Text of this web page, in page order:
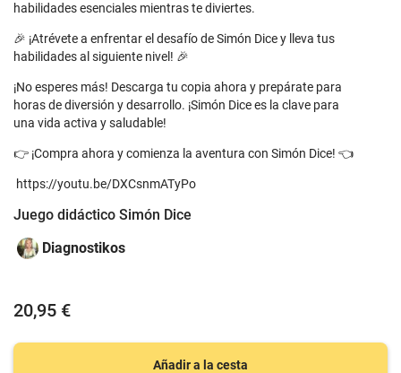
habilidades esenciales mientras te diviertes.
🎉 ¡Atrévete a enfrentar el desafío de Simón Dice y lleva tus
habilidades al siguiente nivel! 🎉
¡No esperes más! Descarga tu copia ahora y prepárate para
horas de diversión y desarrollo. ¡Simón Dice es la clave para
una vida activa y saludable!
👉 ¡Compra ahora y comienza la aventura con Simón Dice! 👈
https://youtu.be/DXCsnmATyPo
Juego didáctico Simón Dice
Diagnostikos
20,95 €
Añadir a la cesta